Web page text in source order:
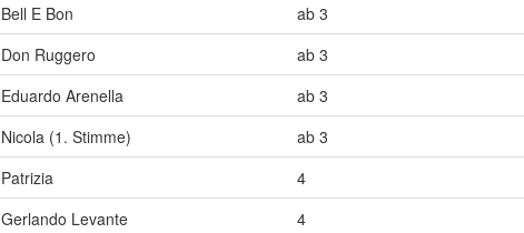
Bell E Bon
ab 3
Don Ruggero
ab 3
Eduardo Arenella
ab 3
Nicola (1. Stimme)
ab 3
Patrizia
4
Gerlando Levante
4